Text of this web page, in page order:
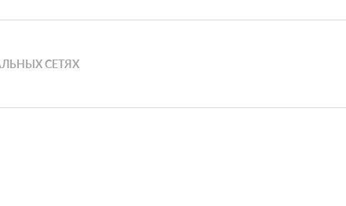
СЕТЯХ